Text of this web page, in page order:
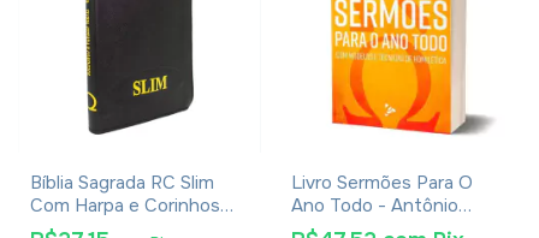
Bíblia Sagrada RC Slim
Com Harpa e Corinhos
Média Luxo Preta
Livro Sermões Para O
Ano Todo - Antônio
Santos